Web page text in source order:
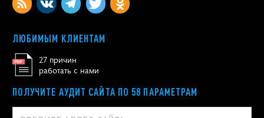
ЛЮБИМЫМ КЛИЕНТАМ
27 причин
работать с нами
ПОЛУЧИТЕ АУДИТ САЙТА ПО 58 ПАРАМЕТРАМ